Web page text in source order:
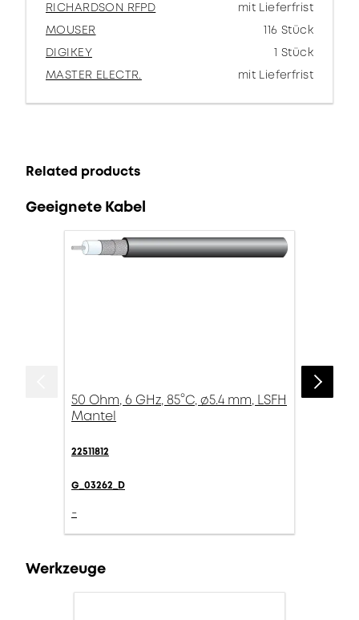
RICHARDSON RFPD
mit Lieferfrist
MOUSER
116 Stück
DIGIKEY
1 Stück
MASTER ELECTR.
mit Lieferfrist
Related products
Geeignete Kabel
50 Ohm, 6 GHz, 85°C, ø5.4 mm, LSFH
Mantel
22511812
G_03262_D
-
Werkzeuge